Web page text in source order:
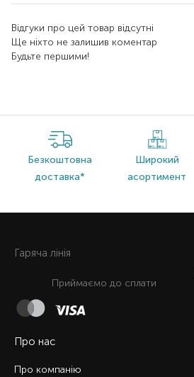
Відгуки про цей товар відсутні
Ще ніхто не залишив коментар
Будьте першими!
Безкоштовна
доставка*
Широкий
асортимент
Про нас
Про компанію
Гаряча лiнiя
Приймаємо до сплати